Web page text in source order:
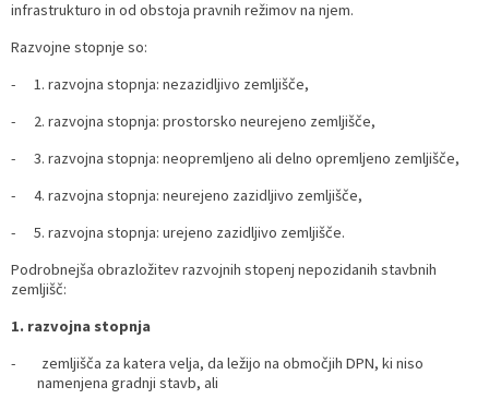
infrastrukturo in od obstoja pravnih režimov na njem.
Razvojne stopnje so:
- 1. razvojna stopnja: nezazidljivo zemljišče,
- 2. razvojna stopnja: prostorsko neurejeno zemljišče,
- 3. razvojna stopnja: neopremljeno ali delno opremljeno zemljišče,
- 4. razvojna stopnja: neurejeno zazidljivo zemljišče,
- 5. razvojna stopnja: urejeno zazidljivo zemljišče.
Podrobnejša obrazložitev razvojnih stopenj nepozidanih stavbnih
zemljišč:
1. razvojna stopnja
- zemljišča za katera velja, da ležijo na območjih DPN, ki niso
namenjena gradnji stavb, ali